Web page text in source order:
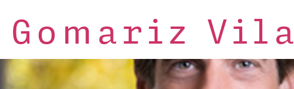
Gomariz Vila